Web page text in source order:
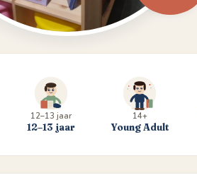
12–13 jaar
12–13 jaar
14+
Young Adult